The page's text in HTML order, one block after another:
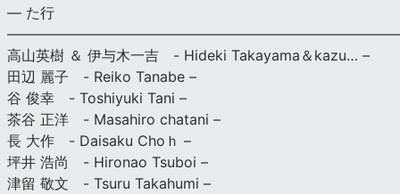
— た行
高山英樹 ＆ 伊与木一吉 - Hideki Takayama＆kazu… –
田辺 麗子 - Reiko Tanabe –
谷 俊幸 - Toshiyuki Tani –
茶谷 正洋 - Masahiro chatani –
長 大作 - Daisaku Choｈ –
坪井 浩尚 - Hironao Tsuboi –
津留 敬文 - Tsuru Takahumi –